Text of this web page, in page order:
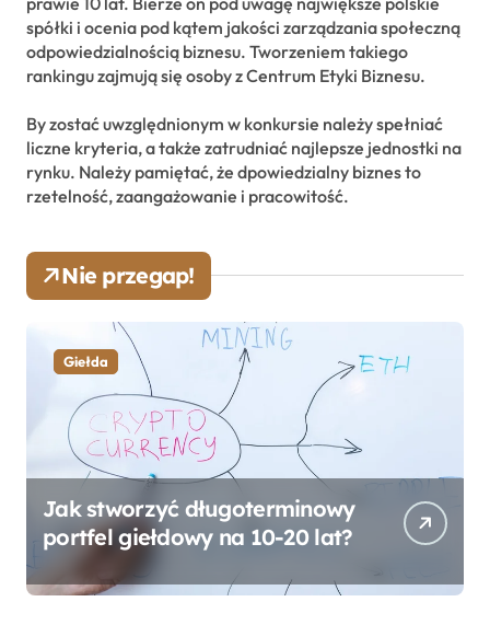
spółki i ocenia pod kątem jakości zarządzania społeczną
odpowiedzialnością biznesu. Tworzeniem takiego
rankingu zajmują się osoby z Centrum Etyki Biznesu.
By zostać uwzględnionym w konkursie należy spełniać
liczne kryteria, a także zatrudniać najlepsze jednostki na
rynku. Należy pamiętać, że dpowiedzialny biznes to
rzetelność, zaangażowanie i pracowitość.
Nie przegap!
Giełda
Jak stworzyć długoterminowy
portfel giełdowy na 10-20 lat?